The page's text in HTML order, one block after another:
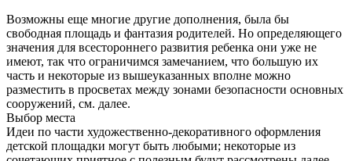
Возможны еще многие другие дополнения, была бы
свободная площадь и фантазия родителей. Но определяющего
значения для всестороннего развития ребенка они уже не
имеют, так что ограничимся замечанием, что большую их
часть и некоторые из вышеуказанных вполне можно
разместить в просветах между зонами безопасности основных
сооружений, см. далее.
Выбор места
Идеи по части художественно-декоративного оформления
детской площадки могут быть любыми; некоторые из